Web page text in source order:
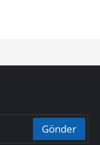
Gönder